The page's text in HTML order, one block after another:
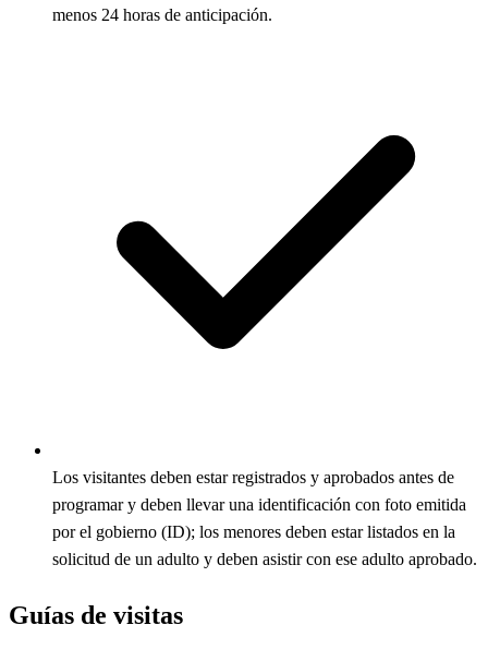
menos 24 horas de anticipación.
Los visitantes deben estar registrados y aprobados antes de
programar y deben llevar una identificación con foto emitida
por el gobierno (ID); los menores deben estar listados en la
solicitud de un adulto y deben asistir con ese adulto aprobado.
Guías de visitas